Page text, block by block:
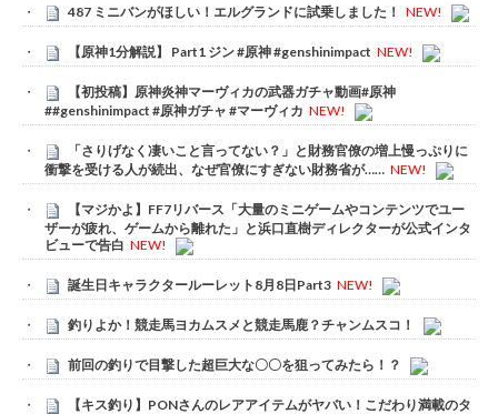
487 ミニバンがほしい！エルグランドに試乗しました！ NEW!
【原神1分解説】 Part1 ジン #原神 #genshinimpact NEW!
【初投稿】原神炎神マーヴィカの武器ガチャ動画#原神
##genshinimpact #原神ガチャ #マーヴィカ NEW!
「さりげなく凄いこと言ってない？」と財務官僚の増上慢っぷりに
衝撃を受ける人が続出、なぜ官僚にすぎない財務省が…… NEW!
【マジかよ】FF7リバース「大量のミニゲームやコンテンツでユー
ザーが疲れ、ゲームから離れた」と浜口直樹ディレクターが公式インタ
ビューで告白 NEW!
誕生日キャラクタールーレット8月8日Part3 NEW!
釣りよか！競走馬ヨカムスメと競走馬鹿？チャンムスコ！
前回の釣りで目撃した超巨大な〇〇を狙ってみたら！？
【キス釣り】PONさんのレアアイテムがヤバい！こだわり満載のタ